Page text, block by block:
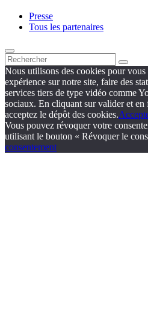
Presse
Tous les partenaires
Nous utilisons des cookies pour
expérience sur notre site, faire des
services tiers de type vidéo comme
sociaux. En cliquant sur valider et en
acceptez le dépôt des cookies.
Vous pouvez révoquer votre
utilisant le bouton « Révoquer le
consentement